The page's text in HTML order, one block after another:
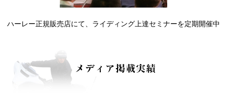
ハーレー正規販売店にて、ライディング上達セミナーを定期開催中